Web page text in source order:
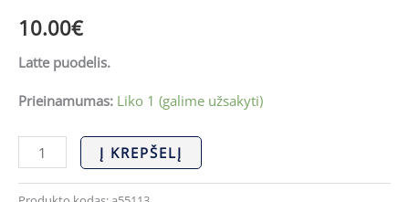
10.00€
Latte puodelis.
Prieinamumas: Liko 1 (galime užsakyti)
Į KREPŠELĮ